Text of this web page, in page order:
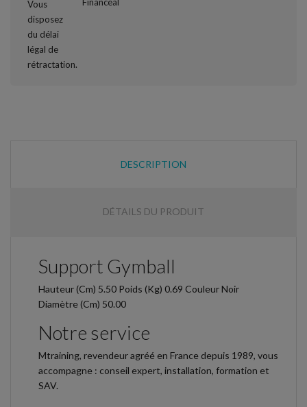
DESCRIPTION
DÉTAILS DU PRODUIT
Support Gymball
Hauteur (Cm) 5.50 Poids (Kg) 0.69 Couleur Noir
Diamètre (Cm) 50.00
Notre service
Mtraining, revendeur agréé en France depuis 1989, vous
accompagne : conseil expert, installation, formation et
SAV.